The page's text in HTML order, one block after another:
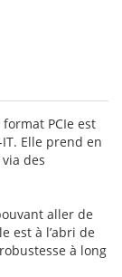
format PCIe est
Elle prend en
des
aller de
est à l’abri de
à long